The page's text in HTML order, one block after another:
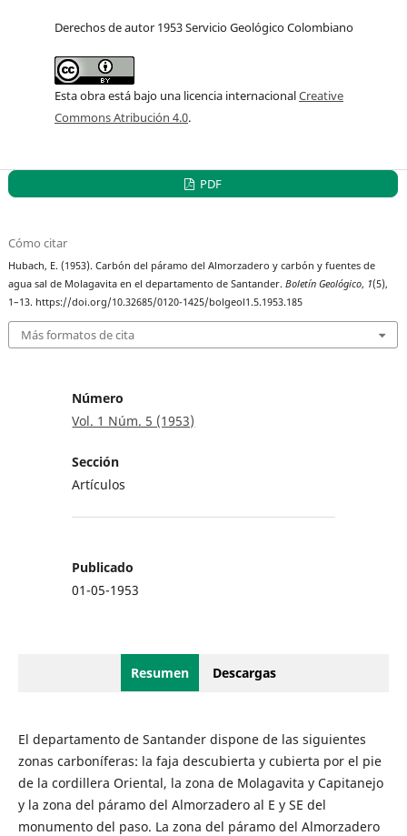
Derechos de autor 1953 Servicio Geológico Colombiano
Esta obra está bajo una licencia internacionalCreative
Commons Atribución 4.0.
PDF
Cómo citar
Hubach, E. (1953). Carbón del páramo del Almorzadero y carbón y fuentes de
agua sal de Molagavita en el departamento de Santander.Boletín Geológico, 1(5),
1–13. https://doi.org/10.32685/0120-1425/bolgeol1.5.1953.185
Más formatos de cita
Número
Vol. 1 Núm. 5 (1953)
Sección
Artículos
Publicado
01-05-1953
Resumen Descargas
El departamento de Santander dispone de las siguientes
zonas carboníferas: la faja descubierta y cubierta por el pie
de la cordillera Oriental, la zona de Molagavita y Capitanejo
y la zona del páramo del Almorzadero al E y SE del
monumento del paso. La zona del páramo del Almorzadero